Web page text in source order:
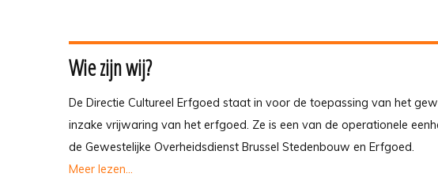
Wie zijn wij?
De Directie Cultureel Erfgoed staat in voor de toepassing van het
inzake vrijwaring van het erfgoed. Ze is een van de operationele
de Gewestelijke Overheidsdienst Brussel Stedenbouw en Erfgoed.
Meer lezen...